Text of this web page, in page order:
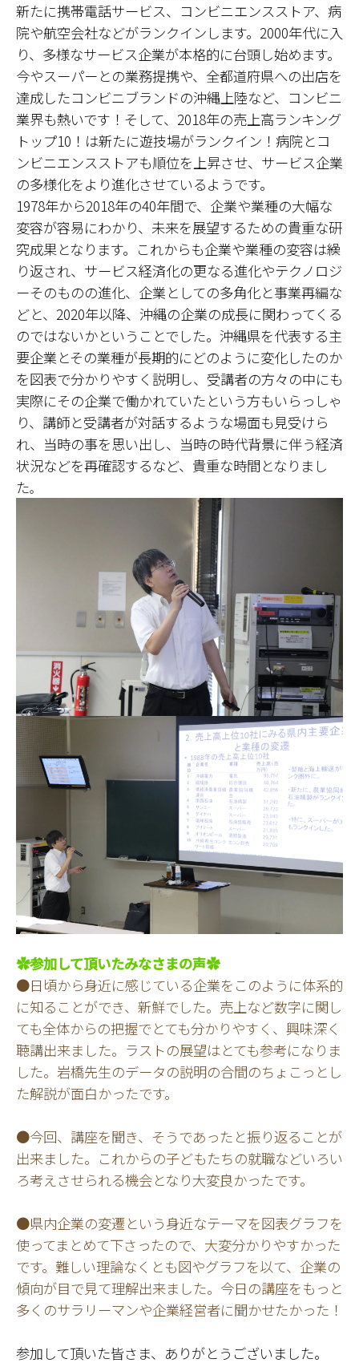
新たに携帯電話サービス、コンビニエンスストア、病
院や航空会社などがランクインします。2000年代に入
り、多様なサービス企業が本格的に台頭し始めます。
今やスーパーとの業務提携や、全都道府県への出店を
達成したコンビニブランドの沖縄上陸など、コンビニ
業界も熱いです！そして、2018年の売上高ランキング
トップ10！は新たに遊技場がランクイン！病院とコ
ンビニエンスストアも順位を上昇させ、サービス企業
の多様化をより進化させているようです。
1978年から2018年の40年間で、企業や業種の大幅な
変容が容易にわかり、未来を展望するための貴重な研
究成果となります。これからも企業や業種の変容は繰
り返され、サービス経済化の更なる進化やテクノロジ
ーそのものの進化、企業としての多角化と事業再編な
どと、2020年以降、沖縄の企業の成長に関わってくる
のではないかということでした。沖縄県を代表する主
要企業とその業種が長期的にどのように変化したのか
を図表で分かりやすく説明し、受講者の方々の中にも
実際にその企業で働かれていたという方もいらっしゃ
り、講師と受講者が対話するような場面も見受けら
れ、当時の事を思い出し、当時の時代背景に伴う経済
状況などを再確認するなど、貴重な時間となりまし
た。
✿参加して頂いたみなさまの声✿
●日頃から身近に感じている企業をこのように体系的
に知ることができ、新鮮でした。売上など数字に関し
ても全体からの把握でとても分かりやすく、興味深く
聴講出来ました。ラストの展望はとても参考になりま
した。岩橋先生のデータの説明の合間のちょこっとし
た解説が面白かったです。
●今回、講座を聞き、そうであったと振り返ることが
出来ました。これからの子どもたちの就職などいろい
ろ考えさせられる機会となり大変良かったです。
●県内企業の変遷という身近なテーマを図表グラフを
使ってまとめて下さったので、大変分かりやすかった
です。難しい理論なくとも図やグラフを以て、企業の
傾向が目で見て理解出来ました。今日の講座をもっと
多くのサラリーマンや企業経営者に聞かせたかった！
参加して頂いた皆さま、ありがとうございました。